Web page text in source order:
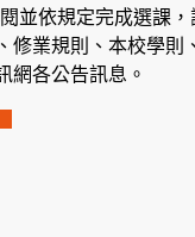
並依規定完成選課，
修業規則、本校學
網各公告訊息。